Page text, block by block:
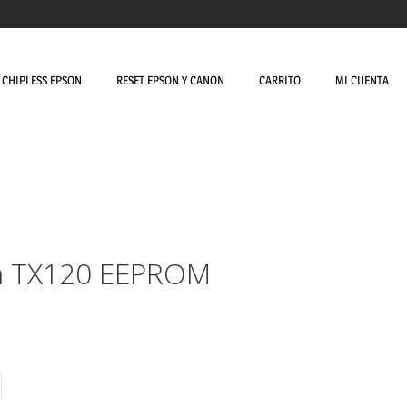
EPSON RESET EPSON Y CANON CARRITO MI CUENTA
EEPROM